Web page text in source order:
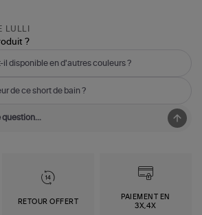
LULLI
?
il disponible en d'autres couleurs ?
de ce short de bain ?
RETOUR OFFERT
PAIEMENT EN
3X,4X